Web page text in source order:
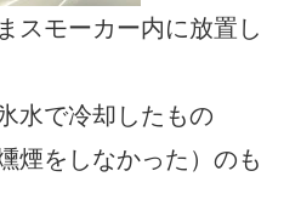
スモーカー内に放置し
水で冷却したもの
煙をしなかった）のも